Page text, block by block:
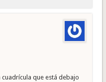
cuadrícula que está debajo